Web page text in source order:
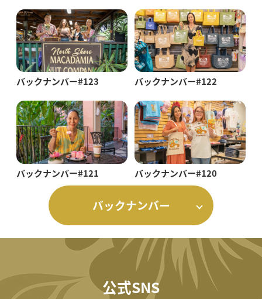
バックナンバー#123 バックナンバー#122
バックナンバー#121 バックナンバー#120
バックナンバー
公式SNS